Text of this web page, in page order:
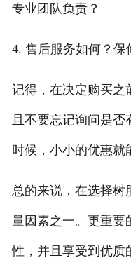
专业团队负责？
4. 售后服务如何？保
记得，在决定购买之
且不要忘记询问是
时候，小小的优惠就
总的来说，在选择树
量因素之一。更重要
性，并且享受到优质